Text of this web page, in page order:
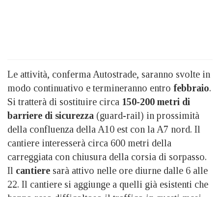
Le attività, conferma Autostrade, saranno svolte in
modo continuativo e termineranno entro febbraio.
Si tratterà di sostituire circa 150-200 metri di
barriere di sicurezza (guard-rail) in prossimità
della confluenza della A10 est con la A7 nord. Il
cantiere interesserà circa 600 metri della
carreggiata con chiusura della corsia di sorpasso.
Il cantiere sarà attivo nelle ore diurne dalle 6 alle
22. Il cantiere si aggiunge a quelli già esistenti che